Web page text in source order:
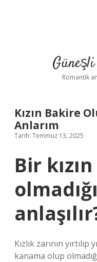
Romantik
Kızın Bakire
Anlarım
Tarih: Temmuz 13, 2025
Bir
Kızlık zarının yırtılıp
kanama olup